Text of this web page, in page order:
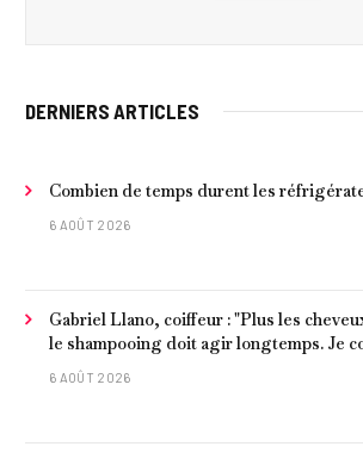
DERNIERS ARTICLES
Combien de temps durent les
6 AOÛT 2026
Gabriel Llano, coiffeur : "Plus les
le shampooing doit agir longtemps. Je
laisser entre 1 et 3 minutes."
6 AOÛT 2026